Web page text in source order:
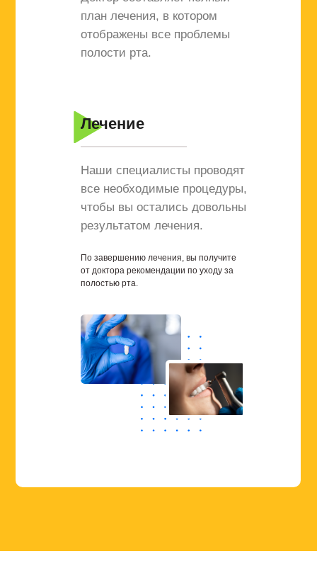
план лечения, в котором
отображены все проблемы
полости рта.
Наши специалисты проводят
все необходимые процедуры,
чтобы вы остались довольны
результатом лечения.
Лечение
По завершению лечения, вы получите
от доктора рекомендации по уходу за
полостью рта.